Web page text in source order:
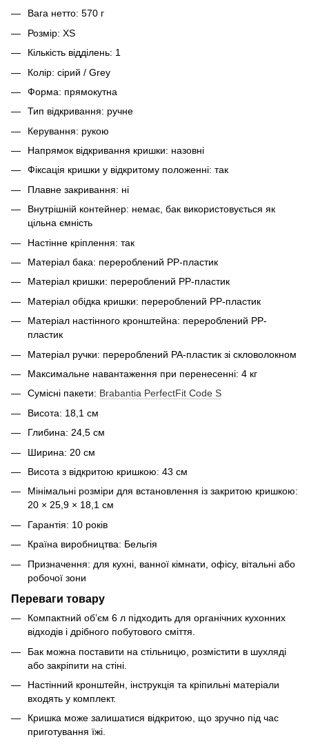
Вага нетто: 570 г
Розмір: XS
Кількість відділень: 1
Колір: сірий / Grey
Форма: прямокутна
Тип відкривання: ручне
Керування: рукою
Напрямок відкривання кришки: назовні
Фіксація кришки у відкритому положенні: так
Плавне закривання: ні
Внутрішній контейнер: немає, бак використовується як
цільна ємність
Настінне кріплення: так
Матеріал бака: перероблений PP-пластик
Матеріал кришки: перероблений PP-пластик
Матеріал обідка кришки: перероблений PP-пластик
Матеріал настінного кронштейна: перероблений PP-
пластик
Матеріал ручки: перероблений PA-пластик зі скловолокном
Максимальне навантаження при перенесенні: 4 кг
Сумісні пакети: Brabantia PerfectFit Code S
Висота: 18,1 см
Глибина: 24,5 см
Ширина: 20 см
Висота з відкритою кришкою: 43 см
Мінімальні розміри для встановлення із закритою кришкою:
20 × 25,9 × 18,1 см
Гарантія: 10 років
Країна виробництва: Бельгія
Призначення: для кухні, ванної кімнати, офісу, вітальні або
робочої зони
Переваги товару
Компактний об’єм 6 л підходить для органічних кухонних
відходів і дрібного побутового сміття.
Бак можна поставити на стільницю, розмістити в шухляді
або закріпити на стіні.
Настінний кронштейн, інструкція та кріпильні матеріали
входять у комплект.
Кришка може залишатися відкритою, що зручно під час
приготування їжі.